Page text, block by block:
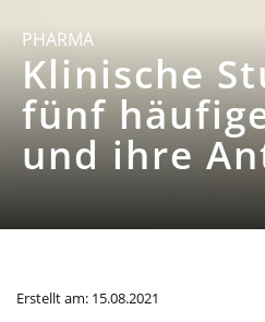
PHARMA
Klinische
fünf
und ihre
Erstellt am: 15.08.2021